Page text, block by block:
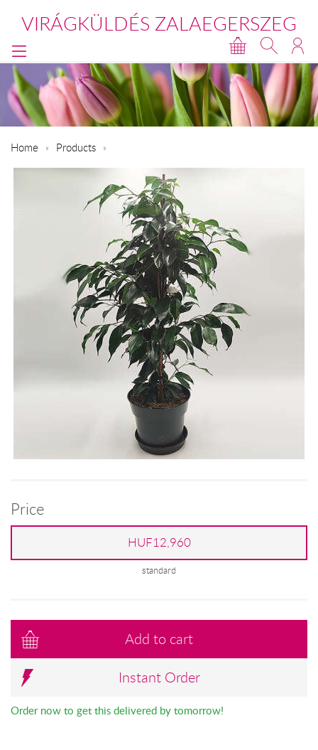
VIRÁGKÜLDÉS ZALAEGERSZEG
Home Products
Price
HUF12,960
standard
Add to cart
Instant Order
Order now to get this delivered by tomorrow!